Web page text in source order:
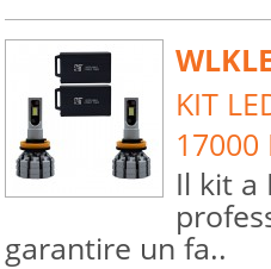
KIT
17000
Il kit a
garantire un fa..